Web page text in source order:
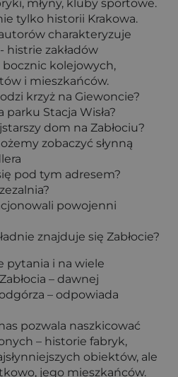
młyny, kluby sportowe.
tylko historii Krakowa.
charakteryzuje
histrie zakładów
bocznic kolejowych,
i mieszkańców.
krzyż na Giewoncie?
parku Stacja Wisła?
dom na Zabłociu?
zobaczyć słynną
pod tym adresem?
powojenni
znajduje się Zabłocie?
pytania i na wiele
– dawnej
– odpowiada
pozwala naszkicować
– historie fabryk,
obiektów, ale
jego mieszkańców.